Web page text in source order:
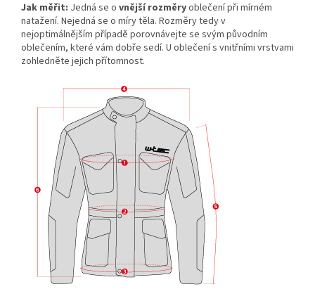
Jak měřit: Jedná se o vnější rozměryoblečení při mírném
natažení. Nejedná se o míry těla. Rozměry tedy v
nejoptimálnějším případě porovnávejte se svým původním
oblečením, které vám dobře sedí. U oblečení s vnitřními vrstvami
zohledněte jejich přítomnost.